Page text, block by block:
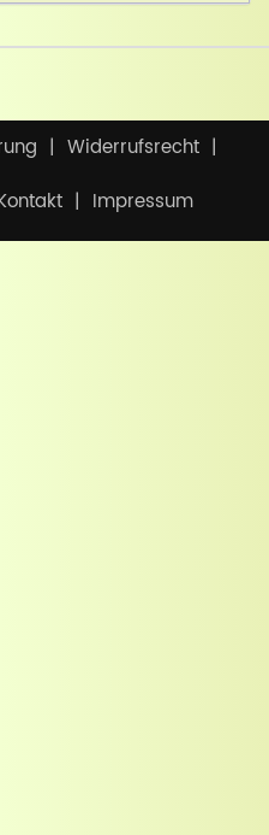
Widerrufsrecht
Impressum